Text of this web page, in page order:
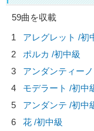
59曲を収載
1
アレグレット /初
2
ポルカ /初中級
3
アンダンティー
4
モデラート /初中
5
アンダンテ /初中
6
花 /初中級